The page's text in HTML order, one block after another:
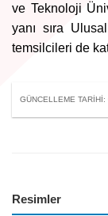
ve Teknoloji
yanı sıra
temsilcileri de
GÜNCELLEME
Resimler